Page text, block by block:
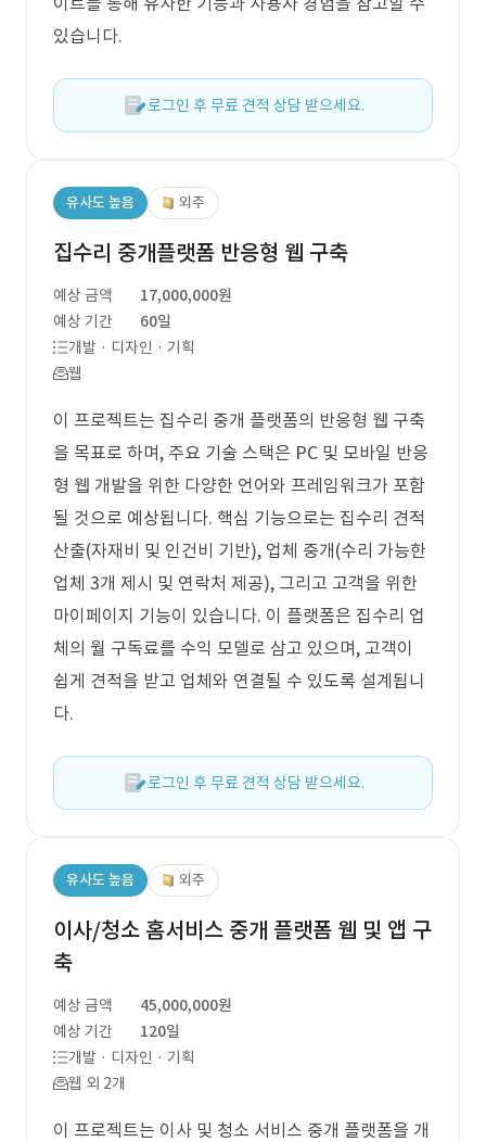
있습니다.
로그인 후 무료 견적 상담 받으세요.
유사도 높음 외주
집수리 중개플랫폼 반응형 웹 구축
예상 금액
17,000,000원
예상 기간
60일
개발 · 디자인 · 기획
웹
이 프로젝트는 집수리 중개 플랫폼의 반응형 웹 구축
을 목표로 하며, 주요 기술 스택은 PC 및 모바일 반응
형 웹 개발을 위한 다양한 언어와 프레임워크가 포함
될 것으로 예상됩니다. 핵심 기능으로는 집수리 견적
산출(자재비 및 인건비 기반), 업체 중개(수리 가능한
업체 3개 제시 및 연락처 제공), 그리고 고객을 위한
마이페이지 기능이 있습니다. 이 플랫폼은 집수리 업
체의 월 구독료를 수익 모델로 삼고 있으며, 고객이
쉽게 견적을 받고 업체와 연결될 수 있도록 설계됩니
다.
로그인 후 무료 견적 상담 받으세요.
유사도 높음 외주
이사/청소 홈서비스 중개 플랫폼 웹 및 앱 구
축
예상 금액
45,000,000원
예상 기간
120일
개발 · 디자인 · 기획
웹 외 2개
이 프로젝트는 이사 및 청소 서비스 중개 플랫폼을 개